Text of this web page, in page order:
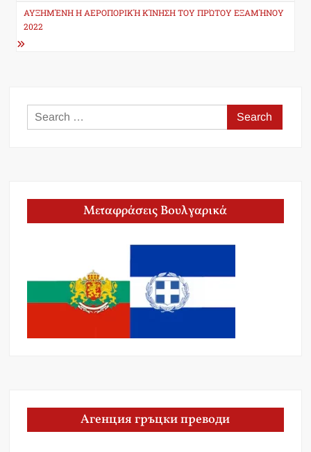
ΑΥΞΗΜΈΝΗ Η ΑΕΡΟΠΟΡΙΚΉ ΚΊΝΗΣΗ ΤΟΥ ΠΡΏΤΟΥ ΕΞΑΜΉΝΟΥ
2022
Search
for:
Μεταφράσεις Βουλγαρικά
Агенция гръцки преводи